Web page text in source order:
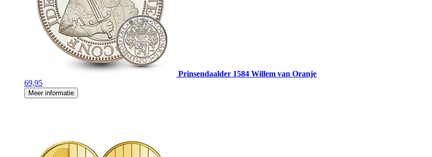
Prinsendaalder 1584 Willem van Oranje
69,95
Meer informatie